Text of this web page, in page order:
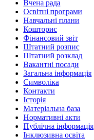
Вчена рада
Освітні програми
Навчальні плани
Кошторис
Фінансовий звіт
Штатний розпис
Штатний розклад
Вакантні посади
Загальна інформація
Символіка
Контакти
Історія
Матеріальна база
Нормативні акти
Публічна інформація
Інклюзивна освіта